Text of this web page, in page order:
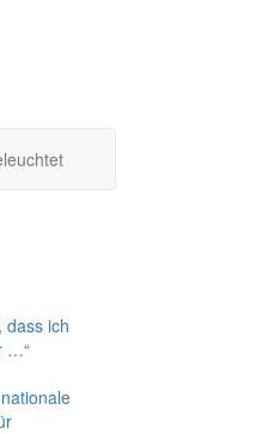
dass ich
…“